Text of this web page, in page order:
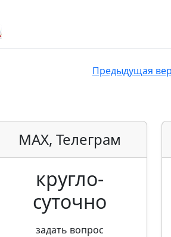
Предыдущая
MAX, Телеграм
кругло­
суточно
задать вопрос